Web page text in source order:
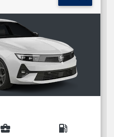
business_center local_gas_station